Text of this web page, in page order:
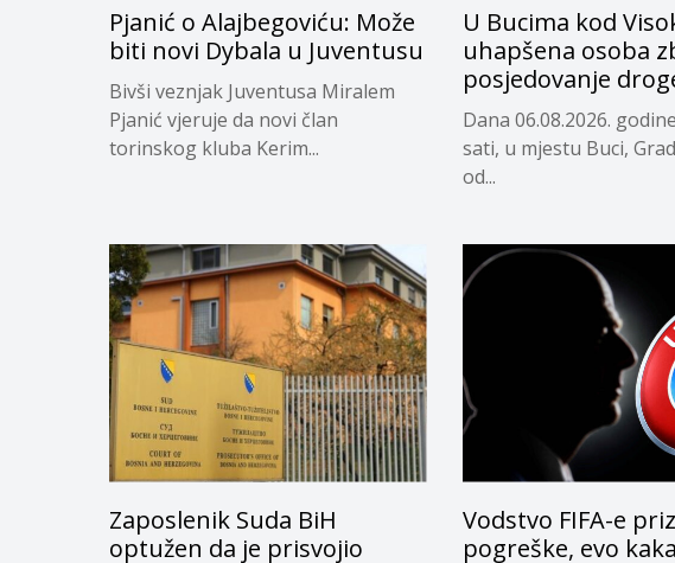
Pjanić o Alajbegoviću: Može
biti novi Dybala u Juventusu
Bivši veznjak Juventusa Miralem
Pjanić vjeruje da novi član
torinskog kluba Kerim...
U Bucima kod
uhapšena osoba
posjedovanje
Dana 06.08.2026.
sati, u mjestu Buci,
od...
Zaposlenik Suda BiH
optužen da je prisvojio
Vodstvo FIFA-e
pogreške, evo